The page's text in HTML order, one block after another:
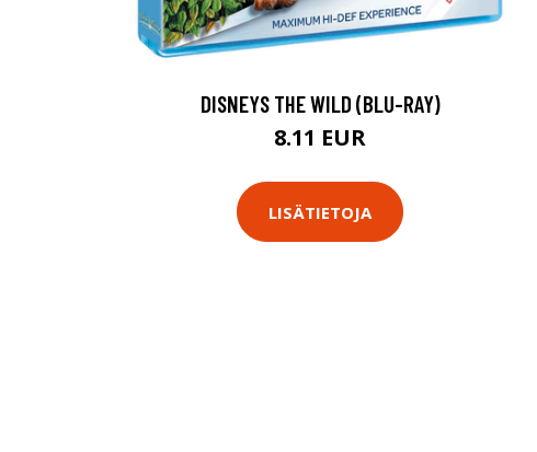
DISNEYS THE WILD (BLU-RAY)
8.11 EUR
LISÄTIETOJA